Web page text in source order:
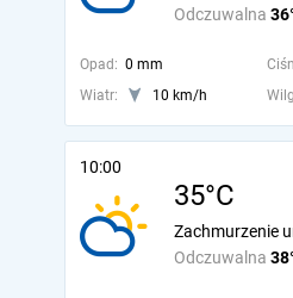
Odczuwalna
Opad: 0 mm
Wiatr:
10 km/h
10:00
35°C
Odczuwalna
Zachmurzenie